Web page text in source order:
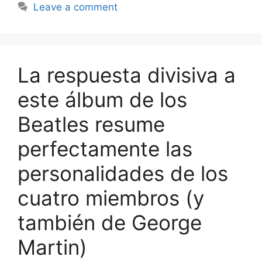
Leave a comment
La respuesta divisiva a
este álbum de los
Beatles resume
perfectamente las
personalidades de los
cuatro miembros (y
también de George
Martin)